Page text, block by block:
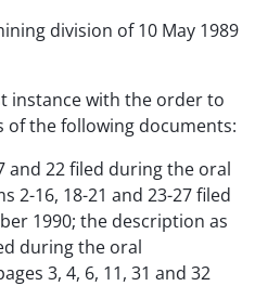
division of 10 May 1989
instance with the order to
of the following documents:
and 22 filed during the oral
2-16, 18-21 and 23-27 filed
1990; the description as
during the oral
3, 4, 6, 11, 31 and 32